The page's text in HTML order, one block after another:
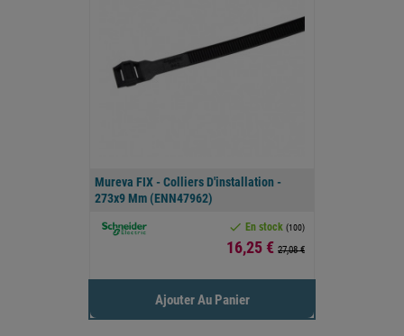
Mureva FIX - Colliers D'installation -
273x9 Mm (ENN47962)
 En stock (100)
Prix
16,25 € 27,08 €
Ajouter Au Panier